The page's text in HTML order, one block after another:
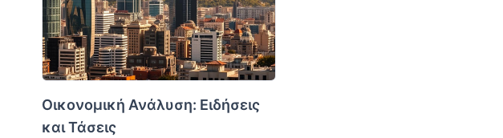
Οικονομική Ανάλυση: Ειδήσεις
και Τάσεις